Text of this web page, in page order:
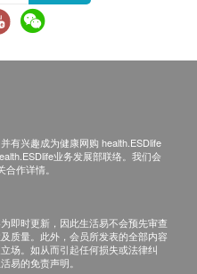
服务，若再要求讲解，
钱请向美邦查询。
取报告，所有报告一律
户如需额外索取报告複
将收取$150行政费。注
。
之风险。
有兴趣成为健康网购 health.ESDlife
业务发展部联络。我们会
作详情。
即时更新，因此生活易不会预先审查
质量。此外，会员所发表的全部内容
场。如从而引起任何损失或法律纠
易的免责声明。